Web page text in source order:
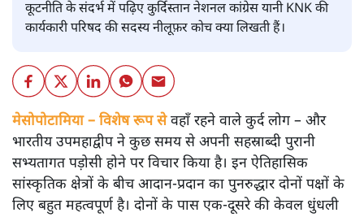
कूटनीति के संदर्भ में पढ़िए कुर्दिस्तान नेशनल कांग्रेस यानी KNK की
कार्यकारी परिषद की सदस्य नीलूफ़र कोच क्या लिखती हैं।
मेसोपोटामिया – विशेष रूप सेवहाँ रहने वाले कुर्द लोग – और
भारतीय उपमहाद्वीप ने कुछ समय से अपनी सहस्राब्दी पुरानी
सभ्यतागत पड़ोसी होने पर विचार किया है। इन ऐतिहासिक
सांस्कृतिक क्षेत्रों के बीच आदान-प्रदान का पुनरुद्धार दोनों पक्षों के
लिए बहुत महत्वपूर्ण है। दोनों के पास एक-दूसरे की केवल धुंधली